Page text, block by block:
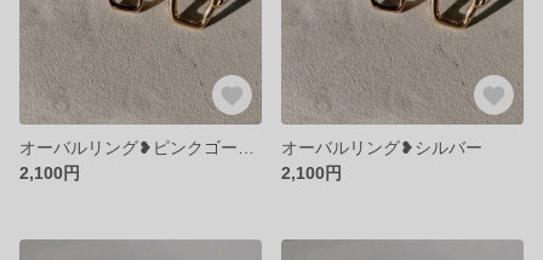
2,100円
オーバルリング❥シルバー
2,100円